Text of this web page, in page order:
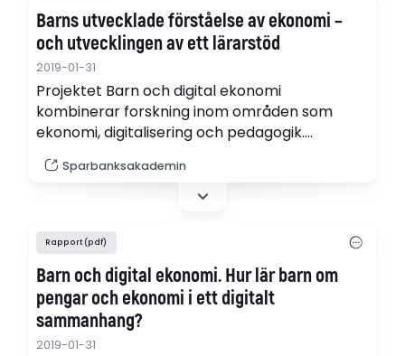
6.
Barns utvecklade förståelse av ekonomi –
och utvecklingen av ett lärarstöd
2019-01-31
Projektet Barn och digital ekonomi
kombinerar forskning inom områden som
ekonomi, digitalisering och pedagogik.
Maria Hullgren och Inga-Lill Söderberg (pdf).
Sparbanksakademin
Rapport (pdf)
Barn och digital ekonomi. Hur lär barn om
pengar och ekonomi i ett digitalt
sammanhang?
2019-01-31